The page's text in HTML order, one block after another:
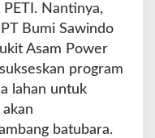
Nantinya,
Bumi Sawindo
Asam Power
program
lahan untuk
batubara.